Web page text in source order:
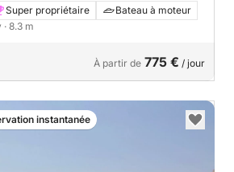
BRAVA 28 - SENZA SKIPPER 300cv
Super propriétaire
Bateau à moteur
· 8.3 m
À partir de 775 € / jour
instantanée